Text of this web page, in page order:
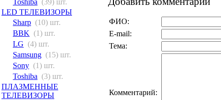
Toshiba (39) шт.
LED ТЕЛЕВИЗОРЫ
Sharp (10) шт.
BBK (1) шт.
LG (4) шт.
Samsung (15) шт.
Sony (1) шт.
Toshiba (3) шт.
ПЛАЗМЕННЫЕ
ТЕЛЕВИЗОРЫ
ФИО:
E-mail:
Тема:
Комментарий: